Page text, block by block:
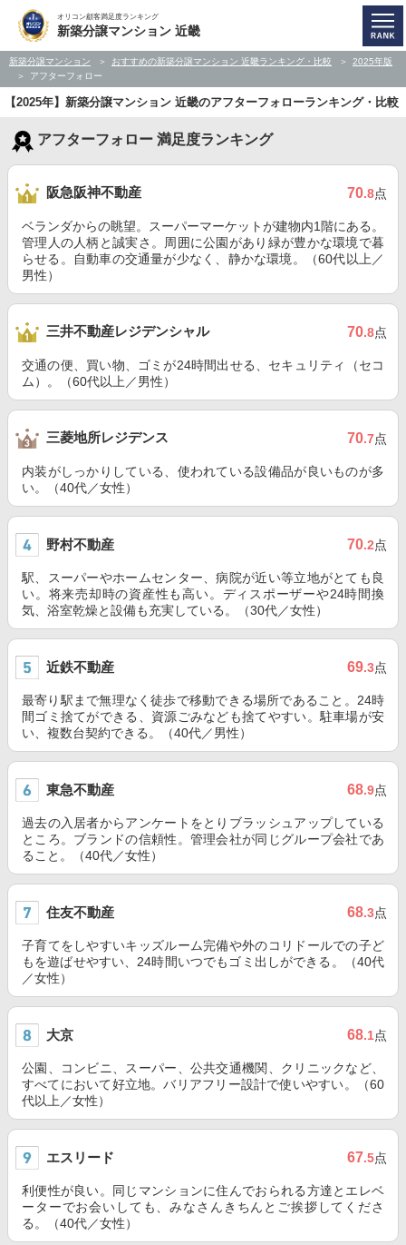
オリコン顧客満足度ランキング
新築分譲マンション 近畿
新築分譲マンション おすすめの新築分譲マンション 近畿ランキング・比較
2025年版
アフターフォロー
【2025年】新築分譲マンション 近畿のアフターフォローランキング・比較
アフターフォロー 満足度ランキング
阪急阪神不動産 70.8点
ベランダからの眺望。スーパーマーケットが建物内1階にある。
管理人の人柄と誠実さ。周囲に公園があり緑が豊かな環境で暮
らせる。自動車の交通量が少なく、静かな環境。（60代以上／
男性）
三井不動産レジデンシャル 70.8点
交通の便、買い物、ゴミが24時間出せる、セキュリティ（セコ
ム）。（60代以上／男性）
三菱地所レジデンス 70.7点
内装がしっかりしている、使われている設備品が良いものが多
い。（40代／女性）
野村不動産 70.2点
駅、スーパーやホームセンター、病院が近い等立地がとても良
い。将来売却時の資産性も高い。ディスポーザーや24時間換
気、浴室乾燥と設備も充実している。（30代／女性）
近鉄不動産 69.3点
最寄り駅まで無理なく徒歩で移動できる場所であること。24時
間ゴミ捨てができる、資源ごみなども捨てやすい。駐車場が安
い、複数台契約できる。（40代／男性）
東急不動産 68.9点
過去の入居者からアンケートをとりブラッシュアップしている
ところ。ブランドの信頼性。管理会社が同じグループ会社であ
ること。（40代／女性）
住友不動産 68.3点
子育てをしやすいキッズルーム完備や外のコリドールでの子ど
もを遊ばせやすい、24時間いつでもゴミ出しができる。（40代
／女性）
大京 68.1点
公園、コンビニ、スーパー、公共交通機関、クリニックなど、
すべてにおいて好立地。バリアフリー設計で使いやすい。（60
代以上／女性）
エスリード 67.5点
利便性が良い。同じマンションに住んでおられる方達とエレベ
ーターでお会いしても、みなさんきちんとご挨拶してくださ
る。（40代／女性）